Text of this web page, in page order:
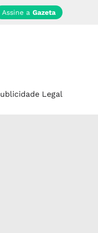
Assine a Gazeta
Legal